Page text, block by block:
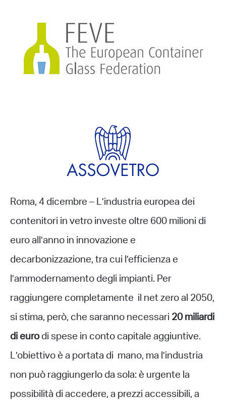
Roma, 4 dicembre – L’industria europea dei
contenitori in vetro investe oltre 600 milioni di
euro all’anno in innovazione e
decarbonizzazione, tra cui l’efficienza e
l’ammodernamento degli impianti. Per
raggiungere completamente il net zero al 2050,
si stima, però, che saranno necessari 20 miliardi
di eurodi spese in conto capitale aggiuntive.
L’obiettivo è a portata di mano, ma l’industria
non può raggiungerlo da sola: è urgente la
possibilità di accedere, a prezzi accessibili, a